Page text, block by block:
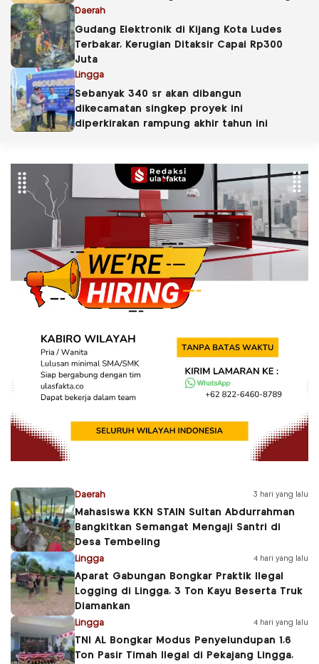
PBG
Daerah
Gudang Elektronik di Kijang Kota Ludes
Terbakar, Kerugian Ditaksir Capai Rp300
Juta
Lingga
Sebanyak 340 sr akan dibangun
dikecamatan singkep proyek ini
diperkirakan rampung akhir tahun ini
Daerah 3 hari yang lalu
Mahasiswa KKN STAIN Sultan Abdurrahman
Bangkitkan Semangat Mengaji Santri di
Desa Tembeling
Lingga 4 hari yang lalu
Aparat Gabungan Bongkar Praktik Ilegal
Logging di Lingga, 3 Ton Kayu Beserta Truk
Diamankan
Lingga 4 hari yang lalu
TNI AL Bongkar Modus Penyelundupan 1,6
Ton Pasir Timah Ilegal di Pekajang Lingga,